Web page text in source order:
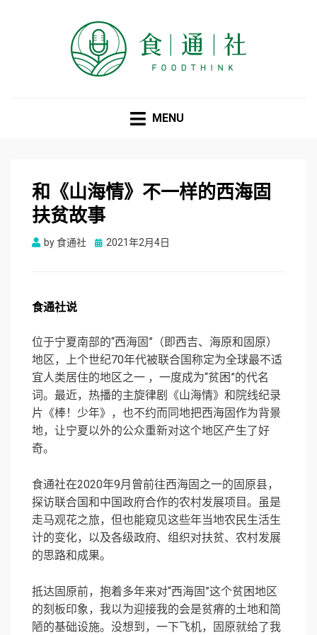
MENU
和《山海情》不一样的西海固
扶贫故事
by食通社
Posted
2021年2月4日
食通社说
位于宁夏南部的“西海固”（即西吉、海原和固原）
地区，上个世纪70年代被联合国称定为全球最不适
宜人类居住的地区之一 ，一度成为“贫困”的代名
词。最近，热播的主旋律剧《山海情》和院线纪录
片《棒！少年》，也不约而同地把西海固作为背景
地，让宁夏以外的公众重新对这个地区产生了好
奇。
食通社在2020年9月曾前往西海固之一的固原县，
探访联合国和中国政府合作的农村发展项目。虽是
走马观花之旅，但也能窥见这些年当地农民生活生
计的变化，以及各级政府、组织对扶贫、农村发展
的思路和成果。
抵达固原前，抱着多年来对“西海固”这个贫困地区
的刻板印象，我以为迎接我的会是贫瘠的土地和简
陋的基础设施。没想到，一下飞机，固原就给了我